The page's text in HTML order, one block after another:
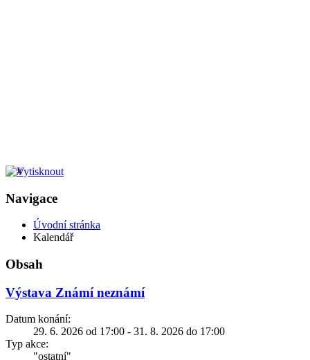
Navigace
Úvodní stránka
Kalendář
Obsah
Výstava Známí neznámí
Datum konání:
29. 6. 2026 od 17:00 - 31. 8. 2026 do 17:00
Typ akce:
"ostatní"